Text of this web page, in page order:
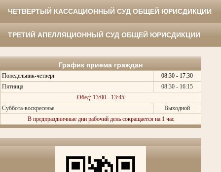
ЧЕТВЕРТЫЙ КАССАЦИОННЫЙ СУД ОБЩЕЙ ЮРИСДИКЦИИ
ТРЕТИЙ АПЕЛЛЯЦИОННЫЙ СУД ОБЩЕЙ ЮРИСДИКЦИИ
График приема граждан
Понедельник-четверг
08:30 - 17:30
Пятница
08:30 - 16:15
Обед: 13:00 - 13:45
Суббота-воскресенье
Выходной
В предпраздничные дни рабочий день сокращается на 1 час